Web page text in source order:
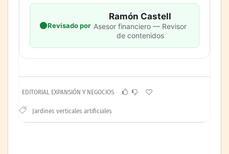
Revisado por
Ramón Castell
Asesor financiero — Revisor
de contenidos
EDITORIAL EXPANSIÓN Y NEGOCIOS
Jardines verticales artificiales